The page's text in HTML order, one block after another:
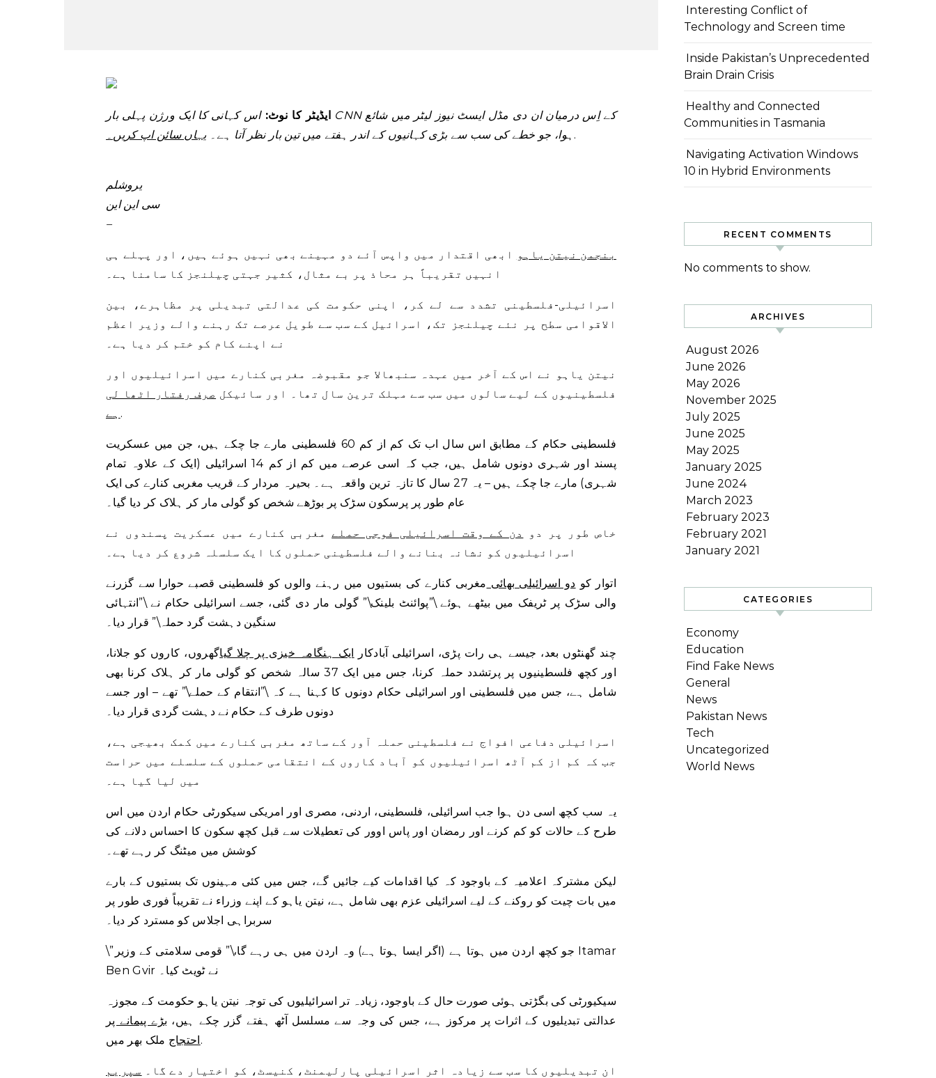
ایڈیٹر کا نوٹ:اس کہانی کا ایک ورژن پہلی بار CNN کے اِس درمیان ان دی مڈل ایسٹ نیوز لیٹر میں شائع
ہوا، جو خطے کی سب سے بڑی کہانیوں کے اندر ہفتے میں تین بار نظر آتا ہے۔یہاں سائن اپ کریں۔ .
یروشلم
سی این این
–
بنجمن نیتن یاہو
ابھی اقتدار میں واپس آئے دو مہینے بھی نہیں ہوئے ہیں، اور پہلے ہی
انہیں تقریباً ہر محاذ پر بے مثال، کثیر جہتی چیلنجز کا سامنا ہے۔
اسرائیلی-فلسطینی تشدد سے لے کر، اپنی حکومت کی عدالتی تبدیلی پر مظاہرے، بین
الاقوامی سطح پر نئے چیلنجز تک، اسرائیل کے سب سے طویل عرصے تک رہنے والے وزیر اعظم
نے اپنے کام کو ختم کر دیا ہے۔
نیتن یاہو نے اس کے آخر میں عہدہ سنبھالا جو مقبوضہ مغربی کنارے میں اسرائیلیوں اور
فلسطینیوں کے لیے سالوں میں سب سے مہلک ترین سال تھا۔ اور سائیکل صرف رفتار اٹھا لی
ہے .
فلسطینی حکام کے مطابق اس سال اب تک کم از کم 60 فلسطینی مارے جا چکے ہیں، جن میں عسکریت
پسند اور شہری دونوں شامل ہیں، جب کہ اسی عرصے میں کم از کم 14 اسرائیلی (ایک کے علاوہ تمام
شہری) مارے جا چکے ہیں – یہ 27 سال کا تازہ ترین واقعہ ہے۔ بحیرہ مردار کے قریب مغربی کنارے کی ایک
عام طور پر پرسکون سڑک پر بوڑھے شخص کو گولی مار کر ہلاک کر دیا گیا۔
خاص طور پر دو دن کے وقت اسرائیلی فوجی حملےمغربی کنارے میں عسکریت پسندوں نے
اسرائیلیوں کو نشانہ بنانے والے فلسطینی حملوں کا ایک سلسلہ شروع کر دیا ہے۔
اتوار کو دو اسرائیلی بھائی مغربی کنارے کی بستیوں میں رہنے والوں کو فلسطینی قصبے حوارا سے گزرنے
والی سڑک پر ٹریفک میں بیٹھے ہوئے \”پوائنٹ بلینک\” گولی مار دی گئی، جسے اسرائیلی حکام نے \”انتہائی
سنگین دہشت گرد حملہ\” قرار دیا۔
چند گھنٹوں بعد، جیسے ہی رات پڑی، اسرائیلی آبادکار ایک ہنگامہ خیزی پر چلا گیاگھروں، کاروں کو جلانا،
اور کچھ فلسطینیوں پر پرتشدد حملہ کرنا، جس میں ایک 37 سالہ شخص کو گولی مار کر ہلاک کرنا بھی
شامل ہے، جس میں فلسطینی اور اسرائیلی حکام دونوں کا کہنا ہے کہ \”انتقام کے حملے\” تھے – اور جسے
دونوں طرف کے حکام نے دہشت گردی قرار دیا۔
اسرائیلی دفاعی افواج نے فلسطینی حملہ آور کے ساتھ مغربی کنارے میں کمک بھیجی ہے،
جب کہ کم از کم آٹھ اسرائیلیوں کو آباد کاروں کے انتقامی حملوں کے سلسلے میں حراست
میں لیا گیا ہے۔
یہ سب کچھ اسی دن ہوا جب اسرائیلی، فلسطینی، اردنی، مصری اور امریکی سیکورٹی حکام اردن میں اس
طرح کے حالات کو کم کرنے اور رمضان اور پاس اوور کی تعطیلات سے قبل کچھ سکون کا احساس دلانے کی
کوشش میں میٹنگ کر رہے تھے۔
لیکن مشترکہ اعلامیہ کے باوجود کہ کیا اقدامات کیے جائیں گے، جس میں کئی مہینوں تک بستیوں کے بارے
میں بات چیت کو روکنے کے لیے اسرائیلی عزم بھی شامل ہے، نیتن یاہو کے اپنے وزراء نے تقریباً فوری طور پر
سربراہی اجلاس کو مسترد کر دیا۔
\”جو کچھ اردن میں ہوتا ہے (اگر ایسا ہوتا ہے) وہ اردن میں ہی رہے گا،\” قومی سلامتی کے وزیر Itamar
Ben Gvir نے ٹویٹ کیا۔
سیکیورٹی کی بگڑتی ہوئی صورت حال کے باوجود، زیادہ تر اسرائیلیوں کی توجہ نیتن یاہو حکومت کے مجوزہ
عدالتی تبدیلیوں کے اثرات پر مرکوز ہے، جس کی وجہ سے مسلسل آٹھ ہفتے گزر چکے ہیں، بڑے پیمانے پر
احتجاجملک بھر میں.
ان تبدیلیوں کا سب سے زیادہ اثر اسرائیلی پارلیمنٹ، کنیسٹ، کو اختیار دے گا۔ سپریم
Interesting Conflict of
Technology and Screen time
Inside Pakistan’s Unprecedented
Brain Drain Crisis
Healthy and Connected
Communities in Tasmania
Navigating Activation Windows
10 in Hybrid Environments
RECENT COMMENTS
No comments to show.
ARCHIVES
August 2026
June 2026
May 2026
November 2025
July 2025
June 2025
May 2025
January 2025
June 2024
March 2023
February 2023
February 2021
January 2021
CATEGORIES
Economy
Education
Find Fake News
General
News
Pakistan News
Tech
Uncategorized
World News